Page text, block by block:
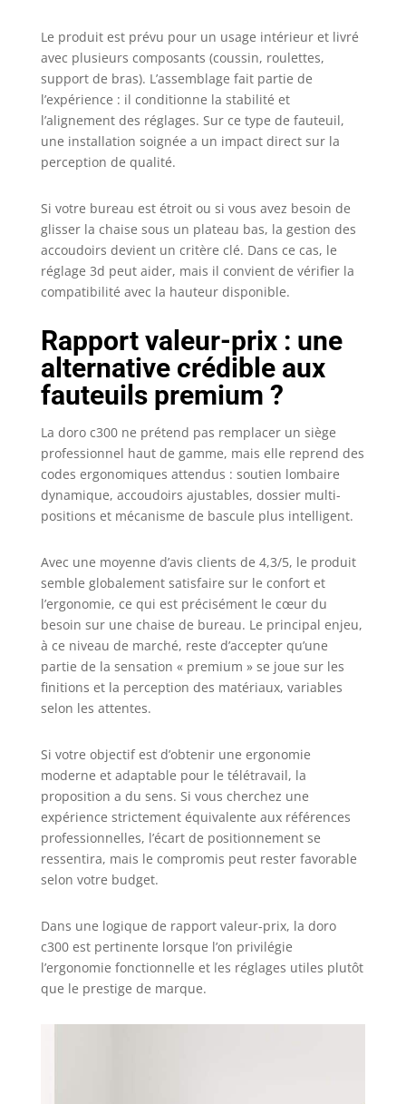
détient 12
brevets, nos
chaises de bureau
ergonomiques
sont également
conformes aux
normes
équipées d'un
vérin à gaz de
classe 4 certifié
SGS, offrant ainsi
une durabilité et
une sécurité
nous engageons à
fournir
gratuitement des
accessoires de
la période de
garantie de trois
ans à compter de
la date d'achat.
Le produit est prévu pour un usage intérieur et livré
avec plusieurs composants (coussin, roulettes,
support de bras). L’assemblage fait partie de
l’expérience : il conditionne la stabilité et
l’alignement des réglages. Sur ce type de fauteuil,
une installation soignée a un impact direct sur la
perception de qualité.
Si votre bureau est étroit ou si vous avez besoin de
glisser la chaise sous un plateau bas, la gestion des
accoudoirs devient un critère clé. Dans ce cas, le
réglage 3d peut aider, mais il convient de vérifier la
compatibilité avec la hauteur disponible.
Rapport valeur-prix : une
alternative crédible aux
fauteuils premium ?
La doro c300 ne prétend pas remplacer un siège
professionnel haut de gamme, mais elle reprend des
codes ergonomiques attendus : soutien lombaire
dynamique, accoudoirs ajustables, dossier multi-
positions et mécanisme de bascule plus intelligent.
Avec une moyenne d’avis clients de 4,3/5, le produit
semble globalement satisfaire sur le confort et
l’ergonomie, ce qui est précisément le cœur du
besoin sur une chaise de bureau. Le principal enjeu,
à ce niveau de marché, reste d’accepter qu’une
partie de la sensation « premium » se joue sur les
finitions et la perception des matériaux, variables
selon les attentes.
Si votre objectif est d’obtenir une ergonomie
moderne et adaptable pour le télétravail, la
proposition a du sens. Si vous cherchez une
expérience strictement équivalente aux références
professionnelles, l’écart de positionnement se
ressentira, mais le compromis peut rester favorable
selon votre budget.
Dans une logique de rapport valeur-prix, la doro
c300 est pertinente lorsque l’on privilégie
l’ergonomie fonctionnelle et les réglages utiles plutôt
que le prestige de marque.